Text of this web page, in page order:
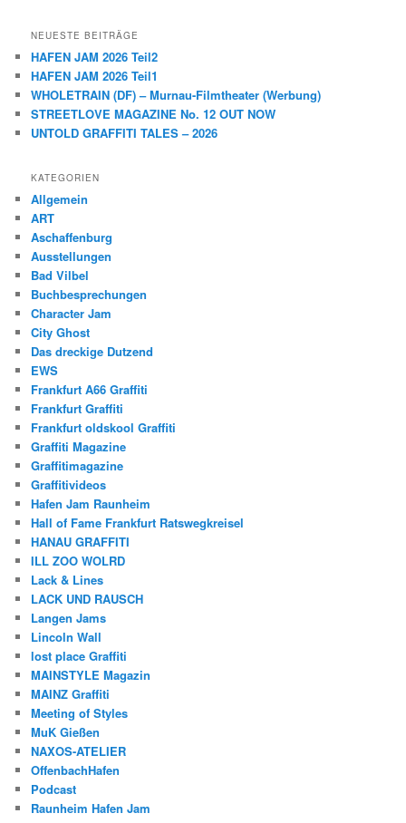
NEUESTE BEITRÄGE
HAFEN JAM 2026 Teil2
HAFEN JAM 2026 Teil1
WHOLETRAIN (DF) – Murnau-Filmtheater (Werbung)
STREETLOVE MAGAZINE No. 12 OUT NOW
UNTOLD GRAFFITI TALES – 2026
KATEGORIEN
Allgemein
ART
Aschaffenburg
Ausstellungen
Bad Vilbel
Buchbesprechungen
Character Jam
City Ghost
Das dreckige Dutzend
EWS
Frankfurt A66 Graffiti
Frankfurt Graffiti
Frankfurt oldskool Graffiti
Graffiti Magazine
Graffitimagazine
Graffitivideos
Hafen Jam Raunheim
Hall of Fame Frankfurt Ratswegkreisel
HANAU GRAFFITI
ILL ZOO WOLRD
Lack & Lines
LACK UND RAUSCH
Langen Jams
Lincoln Wall
lost place Graffiti
MAINSTYLE Magazin
MAINZ Graffiti
Meeting of Styles
MuK Gießen
NAXOS-ATELIER
OffenbachHafen
Podcast
Raunheim Hafen Jam